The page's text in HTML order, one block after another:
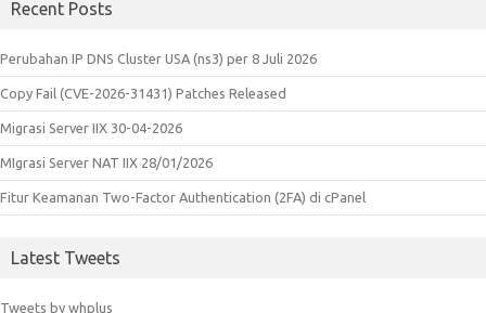
Recent Posts
Perubahan IP DNS Cluster USA (ns3) per 8 Juli 2026
Copy Fail (CVE-2026-31431) Patches Released
Migrasi Server IIX 30-04-2026
MIgrasi Server NAT IIX 28/01/2026
Fitur Keamanan Two-Factor Authentication (2FA) di cPanel
Latest Tweets
Tweets by whplus